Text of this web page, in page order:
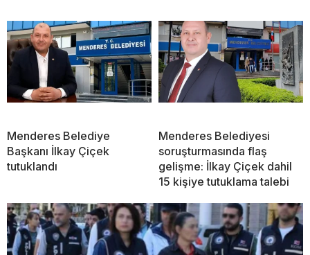
Menderes Belediye
Başkanı İlkay Çiçek
tutuklandı
Menderes Belediyesi
soruşturmasında flaş
gelişme: İlkay Çiçek dahil
15 kişiye tutuklama talebi